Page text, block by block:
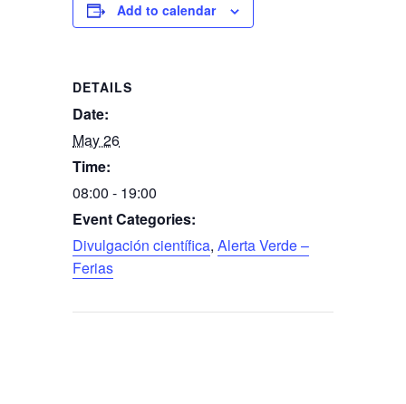
Add to calendar
DETAILS
Date:
May 26
Time:
08:00 - 19:00
Event Categories:
Divulgación científica, Alerta Verde –
Ferias